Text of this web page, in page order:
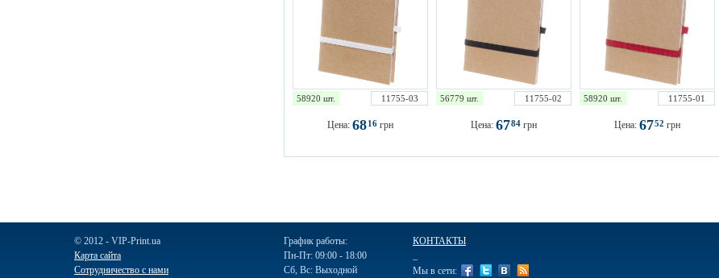
58920 шт. 11755-03
Цена: 6816 грн
56779 шт. 11755-02
Цена: 6784 грн
58920 шт. 11755-01
Цена: 6752 грн
© 2012 - VIP-Print.ua
Карта сайта
Сотрудничество с нами
График работы:
Пн-Пт: 09:00 - 18:00
Сб, Вс: Выходной
КОНТАКТЫ
Мы в сети: